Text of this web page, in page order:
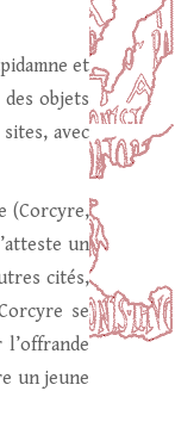
et
objets
avec
(Corcyre,
un
cités,
se
un jeune